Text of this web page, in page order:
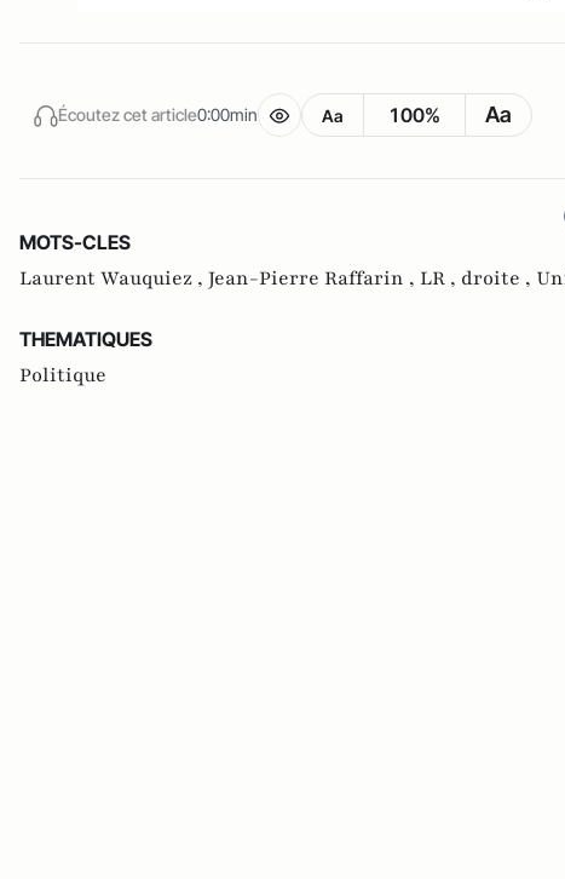
Écoutez cet article0:00min Aa 100% Aa
MOTS-CLES
Laurent Wauquiez , Jean-Pierre Raffarin , LR , droite ,
THEMATIQUES
Politique